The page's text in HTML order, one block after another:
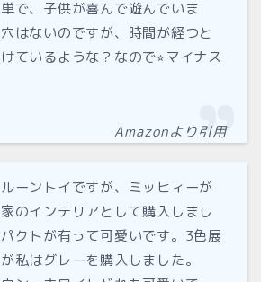
で、子供が喜んで遊んでいま
はないのですが、時間が経つと
ているような？なので⭐︎マイナス
Amazonより引用
ーントイですが、ミッヒィーが
のインテリアとして購入しまし
クトが有って可愛いです。3色展
私はグレーを購入しました。